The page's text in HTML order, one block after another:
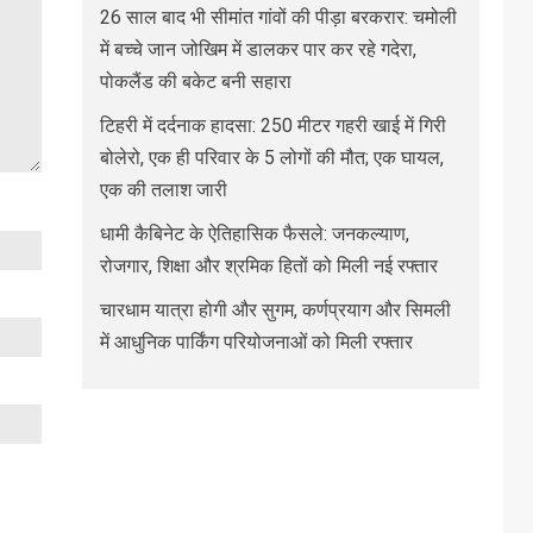
26 साल बाद भी सीमांत गांवों की पीड़ा बरकरार: चमोली
में बच्चे जान जोखिम में डालकर पार कर रहे गदेरा,
पोकलैंड की बकेट बनी सहारा
टिहरी में दर्दनाक हादसा: 250 मीटर गहरी खाई में गिरी
बोलेरो, एक ही परिवार के 5 लोगों की मौत; एक घायल,
एक की तलाश जारी
धामी कैबिनेट के ऐतिहासिक फैसले: जनकल्याण,
रोजगार, शिक्षा और श्रमिक हितों को मिली नई रफ्तार
चारधाम यात्रा होगी और सुगम, कर्णप्रयाग और सिमली
में आधुनिक पार्किंग परियोजनाओं को मिली रफ्तार